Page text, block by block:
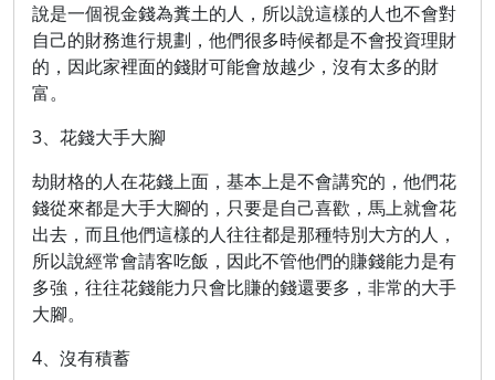
說是一個視金錢為糞土的人，所以說這樣的人也不會對
自己的財務進行規劃，他們很多時候都是不會投資理財
的，因此家裡面的錢財可能會放越少，沒有太多的財
富。
3、花錢大手大腳
劫財格的人在花錢上面，基本上是不會講究的，他們花
錢從來都是大手大腳的，只要是自己喜歡，馬上就會花
出去，而且他們這樣的人往往都是那種特別大方的人，
所以說經常會請客吃飯，因此不管他們的賺錢能力是有
多強，往往花錢能力只會比賺的錢還要多，非常的大手
大腳。
4、沒有積蓄